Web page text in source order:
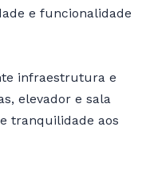
e funcionalidade
infraestrutura e
elevador e sala
tranquilidade aos